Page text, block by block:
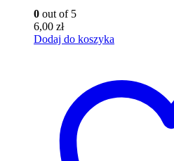
0 out of 5
6,00 zł
Dodaj do koszyka